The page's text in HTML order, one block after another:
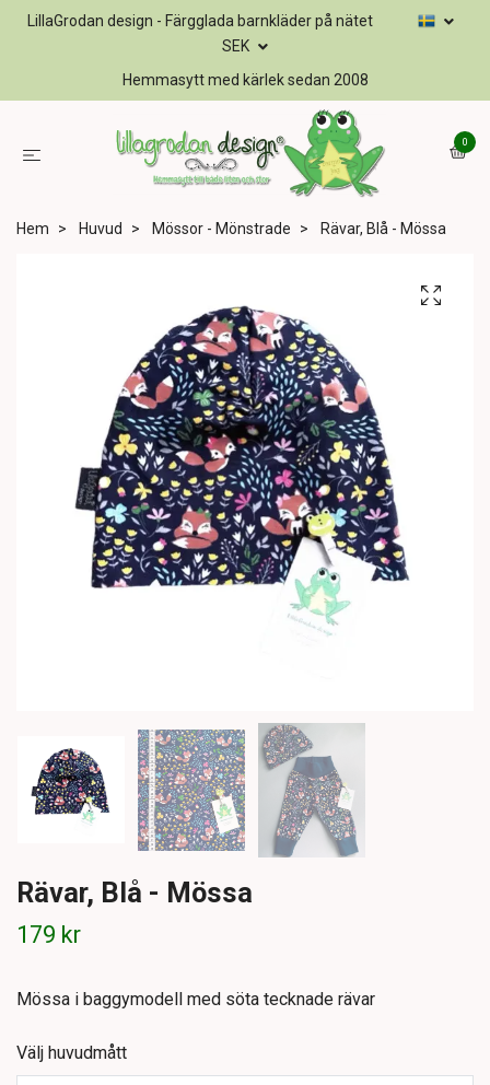
LillaGrodan design - Färgglada barnkläder på nätet
SEK
Hemmasytt med kärlek sedan 2008
0
Hem Huvud Mössor - Mönstrade Rävar, Blå - Mössa
Rävar, Blå - Mössa
179 kr
Mössa i baggymodell med söta tecknade rävar
Välj huvudmått